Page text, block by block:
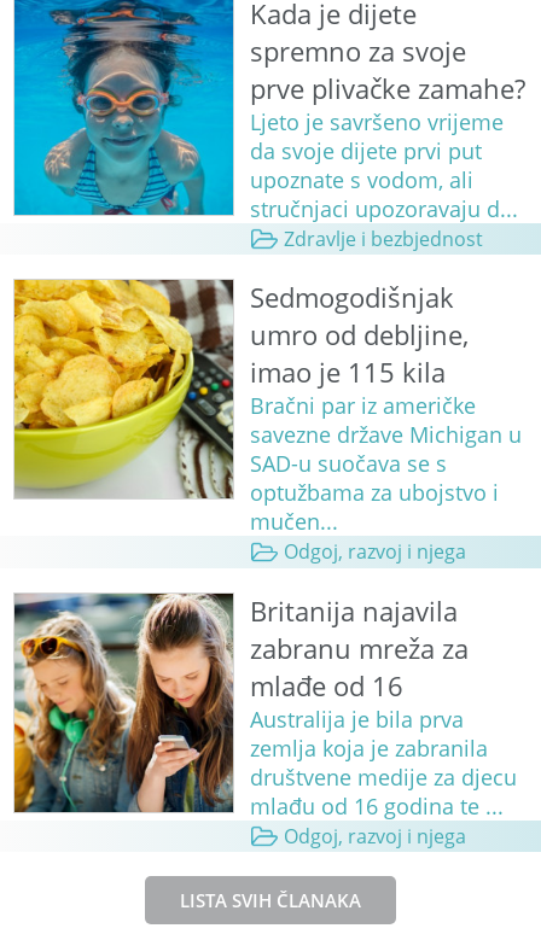
Kada je dijete
spremno za svoje
prve plivačke zamahe?
Ljeto je savršeno vrijeme
da svoje dijete prvi put
upoznate s vodom, ali
stručnjaci upozoravaju d...
Zdravlje i bezbjednost
Sedmogodišnjak
umro od debljine,
imao je 115 kila
Bračni par iz američke
savezne države Michigan u
SAD-u suočava se s
optužbama za ubojstvo i
mučen...
Odgoj, razvoj i njega
Britanija najavila
zabranu mreža za
mlađe od 16
Australija je bila prva
zemlja koja je zabranila
društvene medije za djecu
mlađu od 16 godina te ...
Odgoj, razvoj i njega
LISTA SVIH ČLANAKA